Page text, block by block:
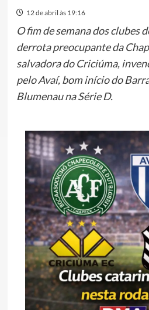
12 de abril às 19:16
O fim de semana dos clubes
derrota preocupante da
salvadora do Criciúma,
pelo Avaí, bom início do
Blumenau na Série D.